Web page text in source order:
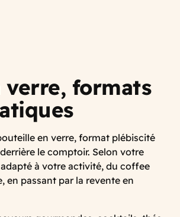
formats
en verre, format plébiscité
le comptoir. Selon votre
à votre activité, du coffee
en passant par la revente en